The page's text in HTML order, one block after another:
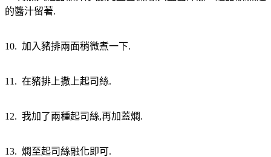
的醬汁留著.
10. 加入豬排兩面稍微煮一下.
11. 在豬排上撒上起司絲.
12. 我加了兩種起司絲,再加蓋燜.
13. 燜至起司絲融化即可.